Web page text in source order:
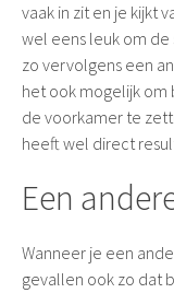
vaak in zit en je kijkt
wel eens leuk om
zo vervolgens een
het ook mogelijk
de voorkamer te
heeft wel direct
Een
Wanneer je een
gevallen ook zo dat